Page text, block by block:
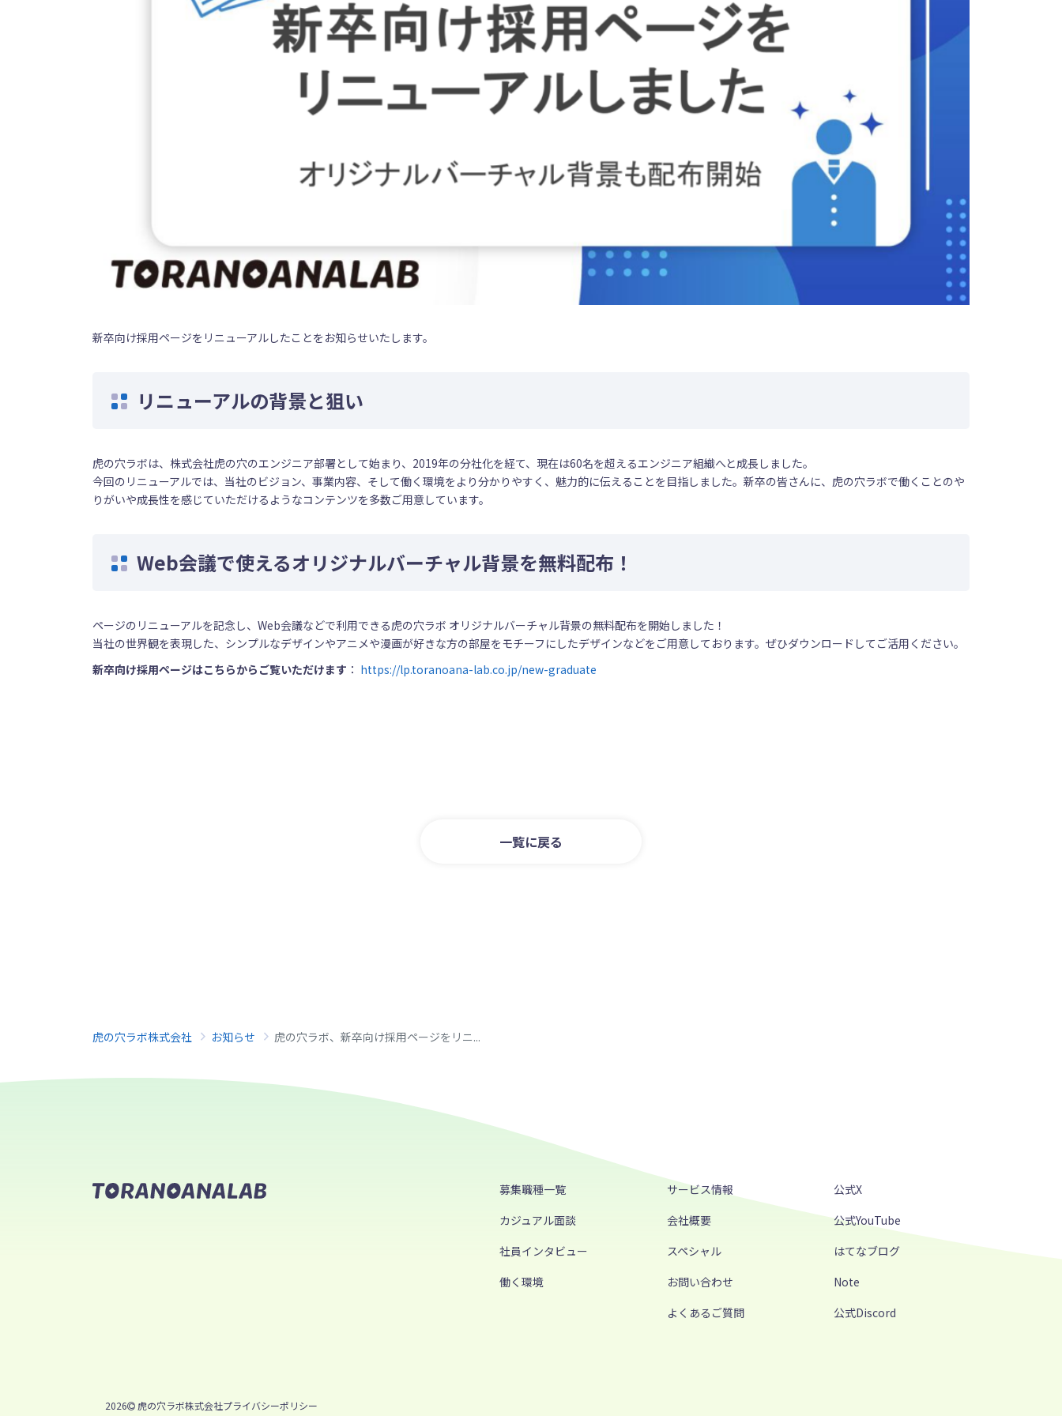
新卒向け採用ページをリニューアルしたことをお知らせいたします。
リニューアルの背景と狙い
虎の穴ラボは、株式会社虎の穴のエンジニア部署として始まり、2019年の分社化を経て、現在は60名を超えるエンジニア組織へと成長しました。
今回のリニューアルでは、当社のビジョン、事業内容、そして働く環境をより分かりやすく、魅力的に伝えることを目指しました。新卒の皆さんに、虎の穴ラボで働くことのや
りがいや成長性を感じていただけるようなコンテンツを多数ご用意しています。
Web会議で使えるオリジナルバーチャル背景を無料配布！
ページのリニューアルを記念し、Web会議などで利用できる虎の穴ラボ オリジナルバーチャル背景の無料配布を開始しました！
当社の世界観を表現した、シンプルなデザインやアニメや漫画が好きな方の部屋をモチーフにしたデザインなどをご用意しております。ぜひダウンロードしてご活用ください。
新卒向け採用ページはこちらからご覧いただけます ： https://lp.toranoana-lab.co.jp/new-graduate
一覧に戻る
虎の穴ラボ株式会社 お知らせ 虎の穴ラボ、新卒向け採用ページをリニ...
募集職種一覧
カジュアル面談
社員インタビュー
働く環境
サービス情報
会社概要
スペシャル
お問い合わせ
よくあるご質問
公式X
公式YouTube
はてなブログ
Note
公式Discord
2026 虎の穴ラボ株式会社プライバシーポリシー